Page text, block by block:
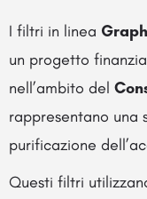
I filtri in linea
un progetto
nell’ambito del
rappresentano una
purificazione
Questi filtri